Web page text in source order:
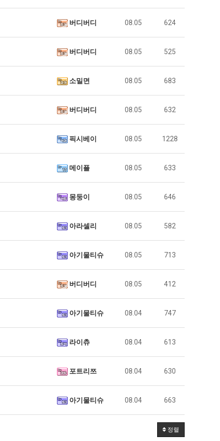
버디버디 08.05 624
버디버디 08.05 525
소밀면 08.05 683
버디버디 08.05 632
픽시베이 08.05 1228
메이플 08.05 633
몽둥이 08.05 646
아라셀리 08.05 582
아기물티슈 08.05 713
버디버디 08.05 412
아기물티슈 08.04 747
라이츄 08.04 613
포트리쯔 08.04 630
아기물티슈 08.04 663
정렬